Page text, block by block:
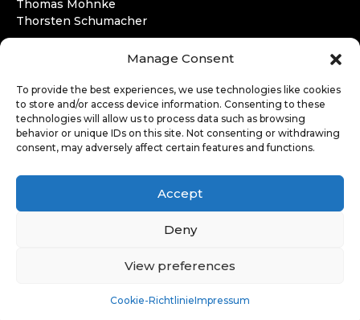
Manage Consent
To provide the best experiences, we use technologies like cookies
to store and/or access device information. Consenting to these
technologies will allow us to process data such as browsing
behavior or unique IDs on this site. Not consenting or withdrawing
consent, may adversely affect certain features and functions.
Accept
Deny
View preferences
Cookie-RichtlinieImpressum
Thomas Mohnke
Thorsten Schumacher
kontakt@wirfahren.de
RECHTLICHES
Impressum
Datenschutzerklärung